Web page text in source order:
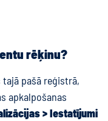
rēķinu?
pašā reģistrā,
apkalpošanas
> Iestatījumi